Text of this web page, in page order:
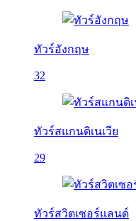
ทัวร์อังกฤษ
32
ทัวร์สแกนดิเนเวีย
29
ทัวร์สวิตเซอร์แลนด์